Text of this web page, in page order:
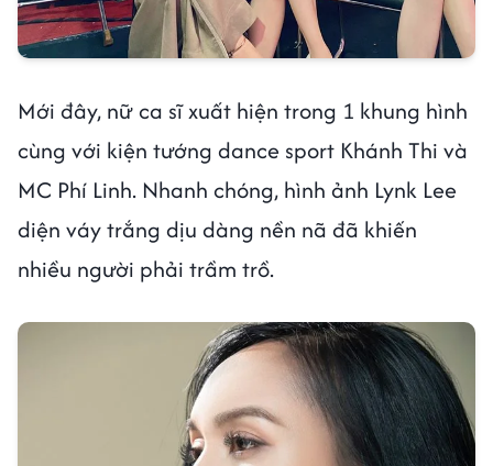
Mới đây, nữ ca sĩ xuất hiện trong 1 khung hình
cùng với kiện tướng dance sport Khánh Thi và
MC Phí Linh. Nhanh chóng, hình ảnh Lynk Lee
diện váy trắng dịu dàng nền nã đã khiến
nhiều người phải trầm trồ.